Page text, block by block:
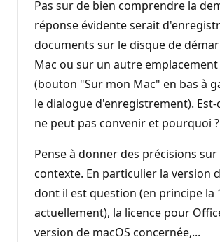
Pas sur de bien comprendre la
réponse évidente serait
documents sur le disque de
Mac ou sur un autre
(bouton "Sur mon Mac" en bas à
le dialogue d'enregistrement). Est-
ne peut pas convenir et pourquoi ?
Pense à donner des précisions sur
contexte. En particulier la version
dont il est question (en principe la
actuellement), la licence pour
version de macOS concernée,...